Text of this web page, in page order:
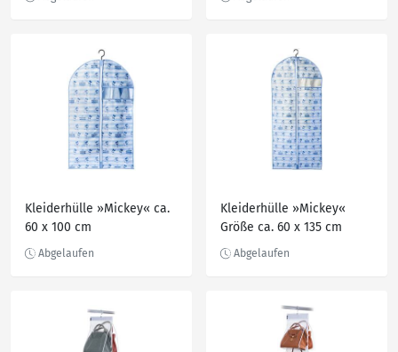
Kleiderhülle »Mickey« ca.
60 x 100 cm
Kleiderhülle »Mickey«
Größe ca. 60 x 135 cm